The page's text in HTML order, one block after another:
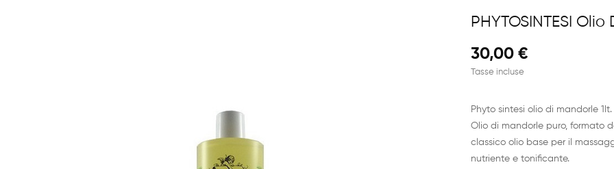
PHYTOSINTESI
30,00 €
Tasse incluse
Phyto sintesi olio di mandorle 1lt.
Olio di mandorle puro, formato
classico olio base per il
nutriente e tonificante.